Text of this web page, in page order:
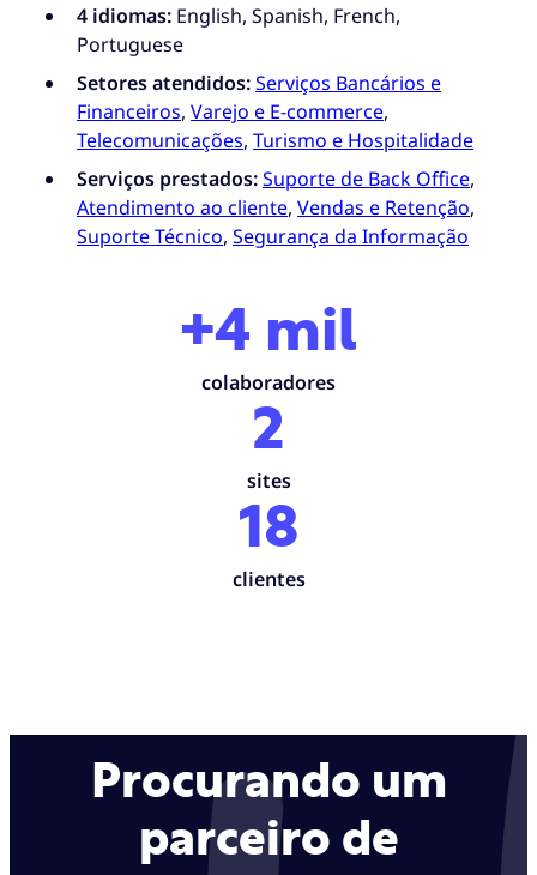
4 idiomas: English, Spanish, French,
Portuguese
Setores atendidos:Serviços Bancários e
Financeiros, Varejo e E-commerce,
Telecomunicações, Turismo e Hospitalidade
Serviços prestados:Suporte de Back Office,
Atendimento ao cliente, Vendas e Retenção,
Suporte Técnico, Segurança da Informação
+4 mil
colaboradores
2
sites
18
clientes
Procurando um
parceiro de